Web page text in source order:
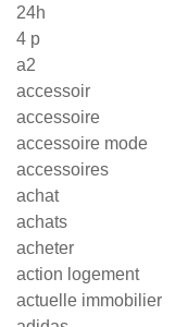
24h
4 p
a2
accessoir
accessoire
accessoire mode
accessoires
achat
achats
acheter
action logement
actuelle immobilier